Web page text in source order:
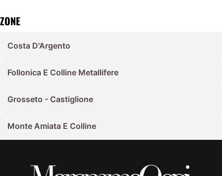
ZONE
Costa D'Argento
Follonica E Colline Metallifere
Grosseto - Castiglione
Monte Amiata E Colline